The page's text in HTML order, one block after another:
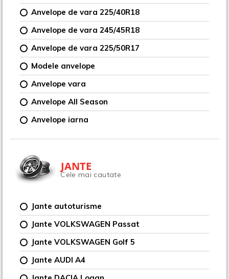
Anvelope de vara 225/40R18
Anvelope de vara 245/45R18
Anvelope de vara 225/50R17
Modele anvelope
Anvelope vara
Anvelope All Season
Anvelope iarna
JANTE
Cele mai cautate
Jante autoturisme
Jante VOLKSWAGEN Passat
Jante VOLKSWAGEN Golf 5
Jante AUDI A4